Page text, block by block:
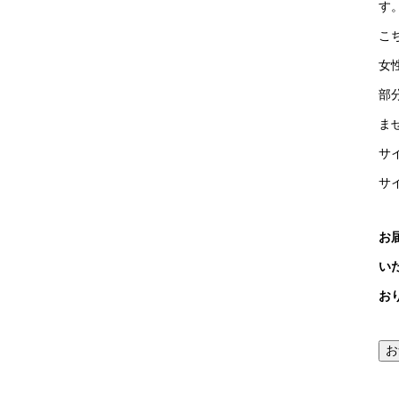
す
こ
女
部
ま
サ
サ
お
い
お